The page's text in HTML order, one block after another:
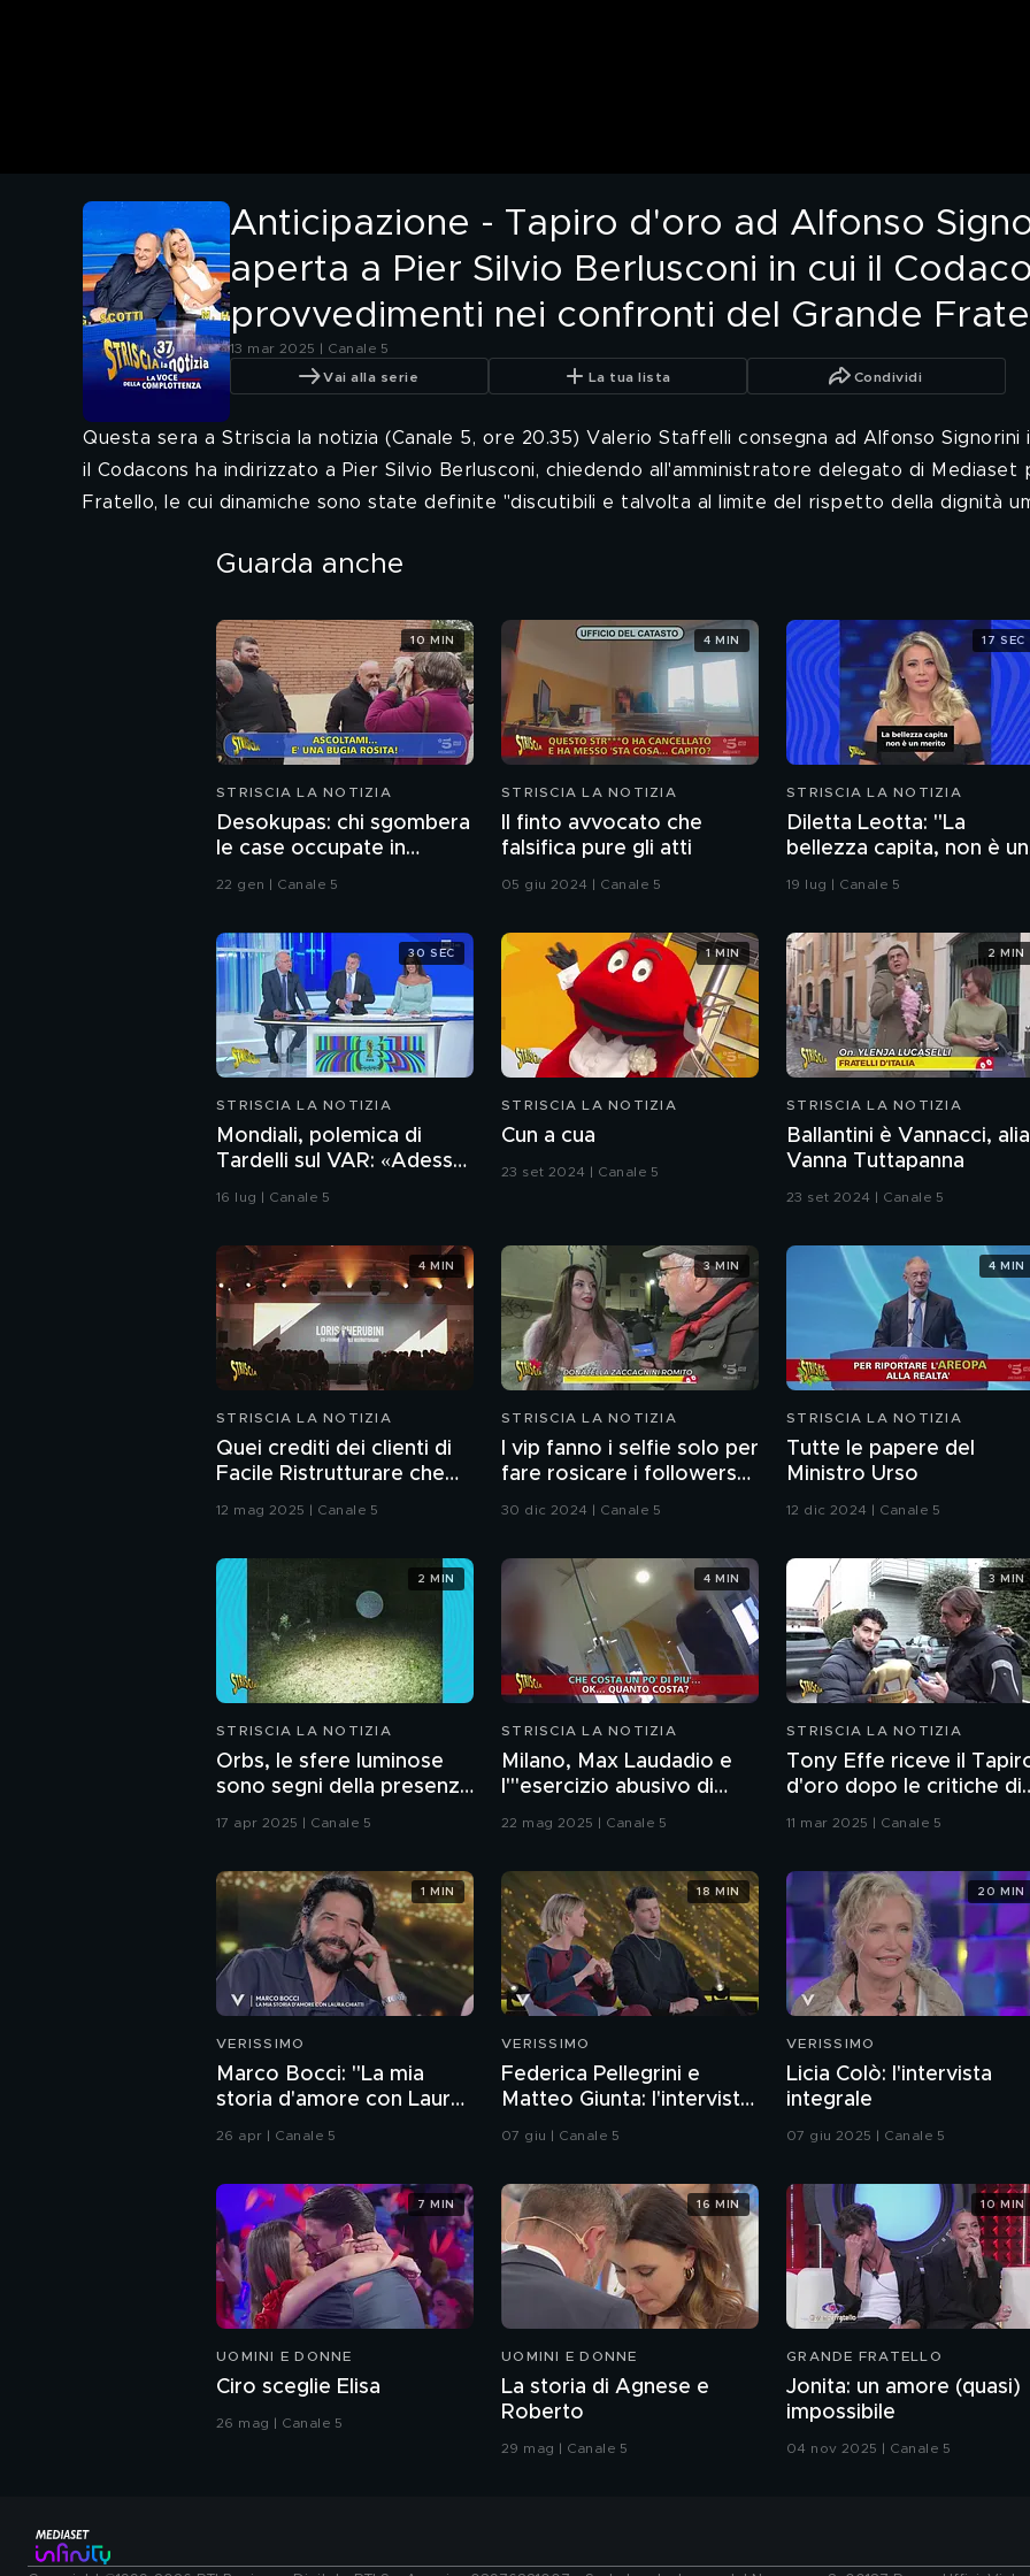
Anticipazione - Tapiro d'oro ad Alfonso
aperta a Pier Silvio Berlusconi in cui il
provvedimenti nei confronti del Grande
13 mar 2025 | Canale 5
Vai alla serie La tua lista Condividi
Questa sera a Striscia la notizia (Canale 5, ore 20.35) Valerio Staffelli consegna ad Alfonso
il Codacons ha indirizzato a Pier Silvio Berlusconi, chiedendo all'amministratore delegato di
Fratello, le cui dinamiche sono state definite "discutibili e talvolta al limite del rispetto della dignità
Guarda anche
STRISCIA LA NOTIZIA
Desokupas: chi sgombera
le case occupate in
Spagna. L'inchiesta di
22 gen | Canale 5
10 MIN
STRISCIA LA NOTIZIA
Il finto avvocato che
falsifica pure gli atti
05 giu 2024 | Canale 5
4 MIN
STRISCIA LA NOTIZIA
Diletta Leotta: "La
bellezza capita, non è un
merito". Ecco la risposta
19 lug | Canale 5
17 SEC
STRISCIA LA NOTIZIA
Mondiali, polemica di
Tardelli sul VAR: «Adesso
c'è ma è peggio». Lo
16 lug | Canale 5
30 SEC
STRISCIA LA NOTIZIA
Cun a cua
23 set 2024 | Canale 5
1 MIN
STRISCIA LA NOTIZIA
Ballantini è Vannacci,
Vanna Tuttapanna
23 set 2024 | Canale 5
2 MIN
STRISCIA LA NOTIZIA
Quei crediti dei clienti di
Facile Ristrutturare che
non esistono nei loro
12 mag 2025 | Canale 5
4 MIN
STRISCIA LA NOTIZIA
I vip fanno i selfie solo per
fare rosicare i followers?
Ne è convinto il nostro
30 dic 2024 | Canale 5
3 MIN
STRISCIA LA NOTIZIA
Tutte le papere del
Ministro Urso
12 dic 2024 | Canale 5
4 MIN
STRISCIA LA NOTIZIA
Orbs, le sfere luminose
sono segni della presenza
17 apr 2025 | Canale 5
2 MIN
STRISCIA LA NOTIZIA
Milano, Max Laudadio e
l'"esercizio abusivo di
autoscuola" tra costi da
22 mag 2025 | Canale 5
4 MIN
STRISCIA LA NOTIZIA
Tony Effe riceve il
d'oro dopo le critiche di
Valerio Scanu sulle sue
11 mar 2025 | Canale 5
3 MIN
VERISSIMO
Marco Bocci: "La mia
storia d'amore con Laura
Chiatti"
26 apr | Canale 5
1 MIN
VERISSIMO
Federica Pellegrini e
Matteo Giunta: l'intervista
integrale
07 giu | Canale 5
18 MIN
VERISSIMO
Licia Colò: l'intervista
integrale
07 giu 2025 | Canale 5
20 MIN
UOMINI E DONNE
Ciro sceglie Elisa
26 mag | Canale 5
7 MIN
UOMINI E DONNE
La storia di Agnese e
Roberto
29 mag | Canale 5
16 MIN
GRANDE FRATELLO
Jonita: un amore (quasi)
impossibile
04 nov 2025 | Canale 5
10 MIN